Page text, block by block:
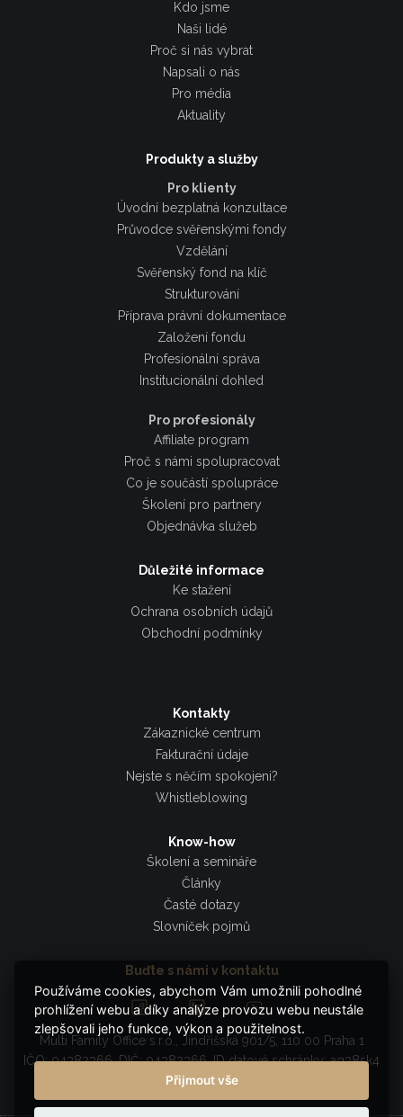
Kdo jsme
Naši lidé
Proč si nás vybrat
Napsali o nás
Pro média
Aktuality
Produkty a služby
Pro klienty
Úvodní bezplatná konzultace
Průvodce svěřenskými fondy
Vzdělání
Svěřenský fond na klíč
Strukturování
Příprava právní dokumentace
Založení fondu
Profesionální správa
Institucionální dohled
Pro profesionály
Affiliate program
Proč s námi spolupracovat
Co je součástí spolupráce
Školení pro partnery
Objednávka služeb
Důležité informace
Ke stažení
Ochrana osobních údajů
Obchodní podmínky
Kontakty
Zákaznické centrum
Fakturační údaje
Nejste s něčím spokojeni?
Whistleblowing
Know-how
Školení a semináře
Články
Časté dotazy
Slovníček pojmů
Buďte s námi v kontaktu
Multi Family Office s.r.o., Jindřišská 901/5, 110 00 Praha 1
IČO: 04382366, DIČ: 04382366, ID datové schránky: ag38sk4
Používáme cookies, abychom Vám umožnili pohodlné
prohlížení webu a díky analýze provozu webu neustále
zlepšovali jeho funkce, výkon a použitelnost.
Přijmout vše